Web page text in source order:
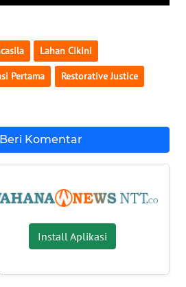
Lahan Cikini
Pertama Restorative Justice
Beri Komentar
Install Aplikasi